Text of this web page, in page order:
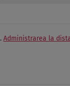
Administrarea la